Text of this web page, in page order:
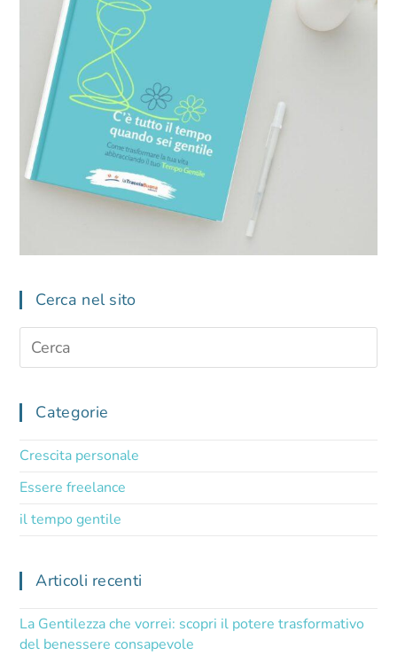
Cerca nel sito
Categorie
Crescita personale
Essere freelance
il tempo gentile
Articoli recenti
La Gentilezza che vorrei: scopri il potere trasformativo
del benessere consapevole